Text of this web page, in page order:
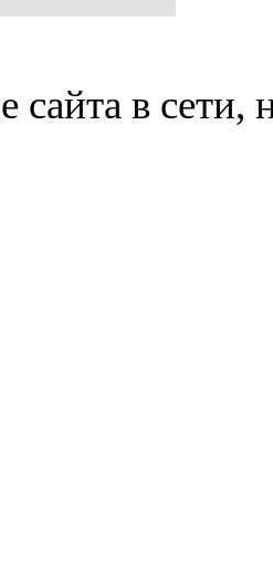
в сети,